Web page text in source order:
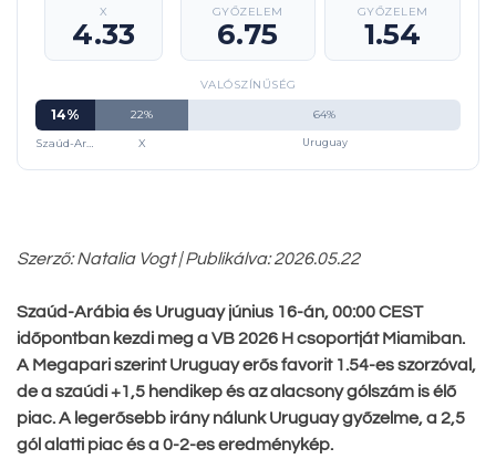
GYŐZELEM
6.75
X
4.33
GYŐZELEM
1.54
VALÓSZÍNŰSÉG
14% 22%
64%
Szaúd-Arábia
X Uruguay
Szerző: Natalia Vogt | Publikálva: 2026.05.22
Szaúd-Arábia és Uruguay június 16-án, 00:00 CEST
időpontban kezdi meg a VB 2026 H csoportját Miamiban.
A Megapari szerint Uruguay erős favorit 1.54-es szorzóval,
de a szaúdi +1,5 hendikep és az alacsony gólszám is élő
piac. A legerősebb irány nálunk Uruguay győzelme, a 2,5
gól alatti piac és a 0-2-es eredménykép.